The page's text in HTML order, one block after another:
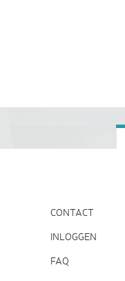
CONTACT
INLOGGEN
FAQ